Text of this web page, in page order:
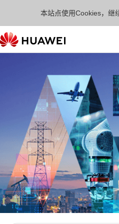
本站点使用Cookies，继